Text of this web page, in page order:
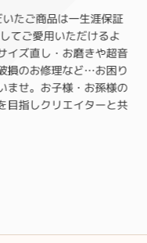
たご商品は一生涯保証
てご愛用いただけるよ
イズ直し・お磨きや超音
損のお修理など…お困り
ませ。お子様・お孫様の
目指しクリエイターと共